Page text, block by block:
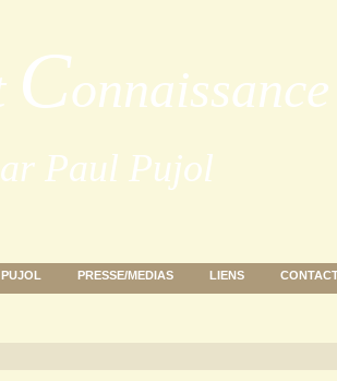
C
Paul Pujol
PRESSE/MEDIAS LIENS